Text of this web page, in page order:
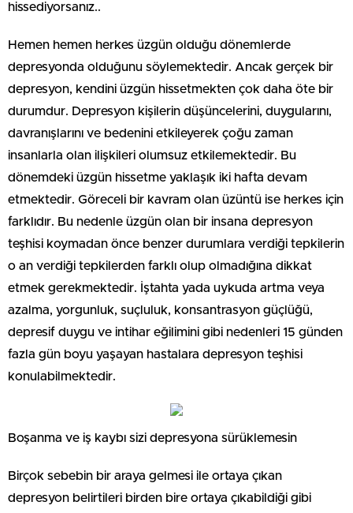
hissediyorsanız..
Hemen hemen herkes üzgün olduğu dönemlerde
depresyonda olduğunu söylemektedir. Ancak gerçek bir
depresyon, kendini üzgün hissetmekten çok daha öte bir
durumdur. Depresyon kişilerin düşüncelerini, duygularını,
davranışlarını ve bedenini etkileyerek çoğu zaman
insanlarla olan ilişkileri olumsuz etkilemektedir. Bu
dönemdeki üzgün hissetme yaklaşık iki hafta devam
etmektedir. Göreceli bir kavram olan üzüntü ise herkes için
farklıdır. Bu nedenle üzgün olan bir insana depresyon
teşhisi koymadan önce benzer durumlara verdiği tepkilerin
o an verdiği tepkilerden farklı olup olmadığına dikkat
etmek gerekmektedir. İştahta yada uykuda artma veya
azalma, yorgunluk, suçluluk, konsantrasyon güçlüğü,
depresif duygu ve intihar eğilimini gibi nedenleri 15 günden
fazla gün boyu yaşayan hastalara depresyon teşhisi
konulabilmektedir.
Boşanma ve iş kaybı sizi depresyona sürüklemesin
Birçok sebebin bir araya gelmesi ile ortaya çıkan
depresyon belirtileri birden bire ortaya çıkabildiği gibi